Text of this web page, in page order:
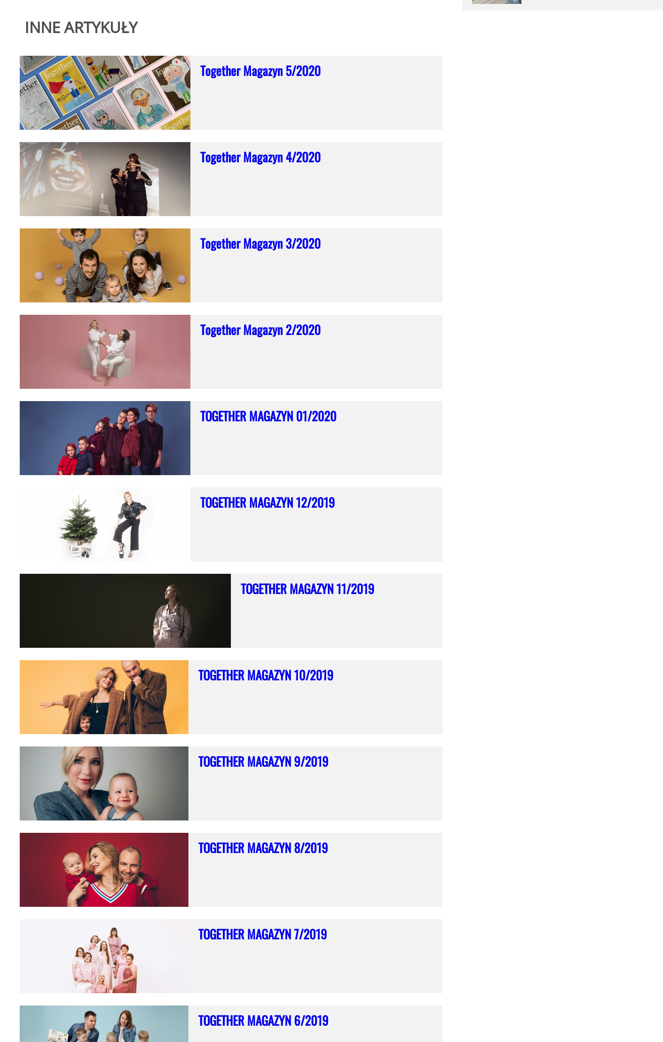
INNE ARTYKUŁY
Together Magazyn 5/2020
Together Magazyn 4/2020
Together Magazyn 3/2020
Together Magazyn 2/2020
TOGETHER MAGAZYN 01/2020
TOGETHER MAGAZYN 12/2019
TOGETHER MAGAZYN 11/2019
TOGETHER MAGAZYN 10/2019
TOGETHER MAGAZYN 9/2019
TOGETHER MAGAZYN 8/2019
TOGETHER MAGAZYN 7/2019
TOGETHER MAGAZYN 6/2019